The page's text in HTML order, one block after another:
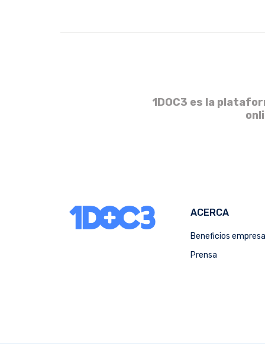
1DOC3 es la
ACERCA
Beneficios
Prensa